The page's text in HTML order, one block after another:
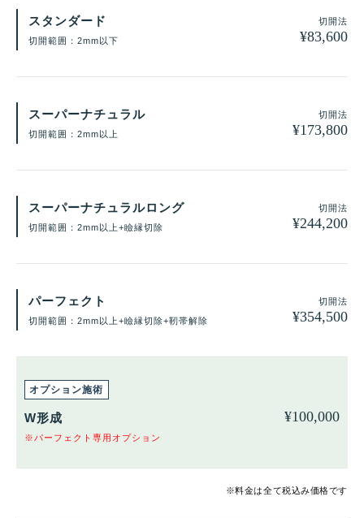
スタンダード
切開範囲：2mm以下
切開法
¥83,600
スーパーナチュラル
切開範囲：2mm以上
切開法
¥173,800
スーパーナチュラルロング
切開範囲：2mm以上+瞼縁切除
切開法
¥244,200
パーフェクト
切開範囲：2mm以上+瞼縁切除+靭帯解除
切開法
¥354,500
W形成
※パーフェクト専用オプション
¥100,000
※料金は全て税込み価格です